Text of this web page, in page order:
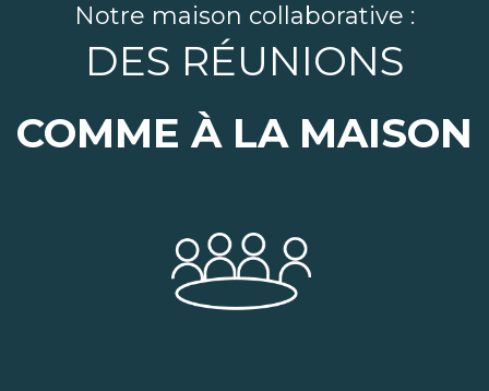
Notre maison collaborative :
DES RÉUNIONS
COMME À LA MAISON